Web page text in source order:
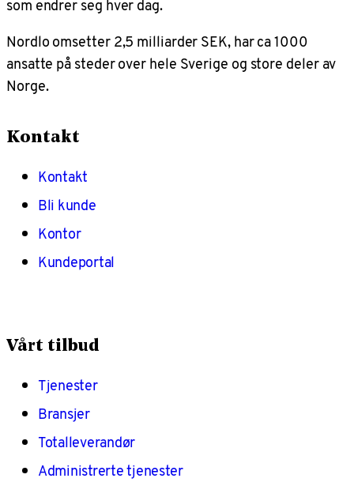
som endrer seg hver dag.
Nordlo omsetter 2,5 milliarder SEK, har ca 1000
ansatte på steder over hele Sverige og store deler av
Norge.
Kontakt
Kontakt
Bli kunde
Kontor
Kundeportal
Vårt tilbud
Tjenester
Bransjer
Totalleverandør
Administrerte tjenester